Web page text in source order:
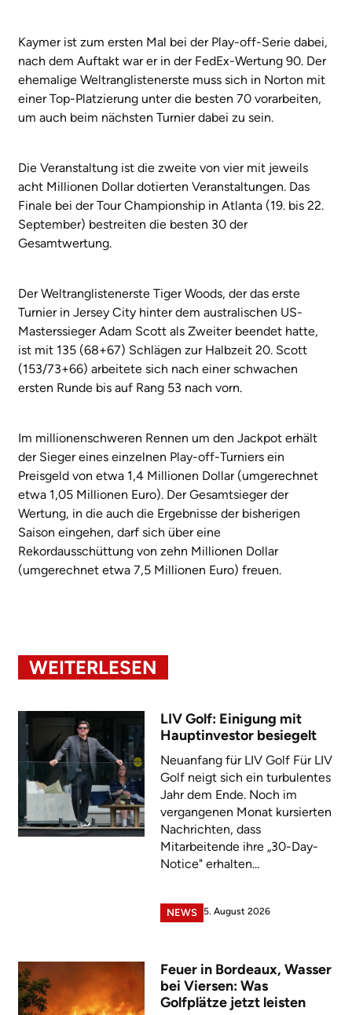
Kaymer ist zum ersten Mal bei der Play-off-Serie dabei,
nach dem Auftakt war er in der FedEx-Wertung 90. Der
ehemalige Weltranglistenerste muss sich in Norton mit
einer Top-Platzierung unter die besten 70 vorarbeiten,
um auch beim nächsten Turnier dabei zu sein.
Die Veranstaltung ist die zweite von vier mit jeweils
acht Millionen Dollar dotierten Veranstaltungen. Das
Finale bei der Tour Championship in Atlanta (19. bis 22.
September) bestreiten die besten 30 der
Gesamtwertung.
Der Weltranglistenerste Tiger Woods, der das erste
Turnier in Jersey City hinter dem australischen US-
Masterssieger Adam Scott als Zweiter beendet hatte,
ist mit 135 (68+67) Schlägen zur Halbzeit 20. Scott
(153/73+66) arbeitete sich nach einer schwachen
ersten Runde bis auf Rang 53 nach vorn.
Im millionenschweren Rennen um den Jackpot erhält
der Sieger eines einzelnen Play-off-Turniers ein
Preisgeld von etwa 1,4 Millionen Dollar (umgerechnet
etwa 1,05 Millionen Euro). Der Gesamtsieger der
Wertung, in die auch die Ergebnisse der bisherigen
Saison eingehen, darf sich über eine
Rekordausschüttung von zehn Millionen Dollar
(umgerechnet etwa 7,5 Millionen Euro) freuen.
WEITERLESEN
LIV Golf: Einigung mit
Hauptinvestor besiegelt
Neuanfang für LIV Golf Für LIV
Golf neigt sich ein turbulentes
Jahr dem Ende. Noch im
vergangenen Monat kursierten
Nachrichten, dass
Mitarbeitende ihre „30-Day-
Notice" erhalten...
NEWS 5. August 2026
Feuer in Bordeaux, Wasser
bei Viersen: Was
Golfplätze jetzt leisten